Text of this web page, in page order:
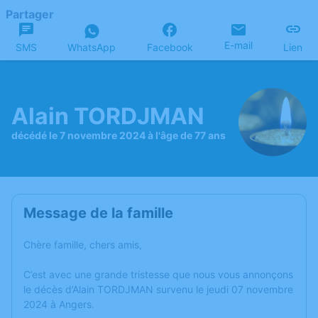
Partager
SMS WhatsApp Facebook E-mail Lien
Alain TORDJMAN
décédé le 7 novembre 2024 à l'âge de 77 ans
Message de la famille
Chère famille, chers amis,
C’est avec une grande tristesse que nous vous annonçons
le décès d’Alain TORDJMAN survenu le jeudi 07 novembre
2024 à Angers.